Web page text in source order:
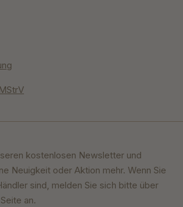
kostenlosen Newsletter und
Neuigkeit oder Aktion mehr. Wenn Sie
sind, melden Sie sich bitte über
an.